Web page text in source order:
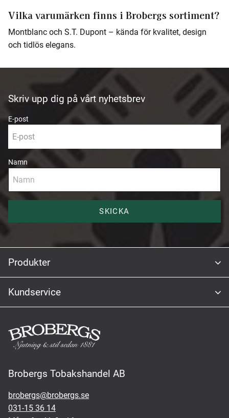
Vilka varumärken finns i Brobergs sortiment?
Montblanc och S.T. Dupont – kända för kvalitet, design
och tidlös elegans.
Skriv upp dig på vårt nyhetsbrev
E-post
Namn
SKICKA
Produkter
Kundservice
Brobergs Tobakshandel AB
brobergs@brobergs.se
031-15 36 14